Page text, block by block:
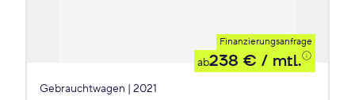
Finanzierungsanfrage
ab238 € / mtl.
Gebrauchtwagen | 2021